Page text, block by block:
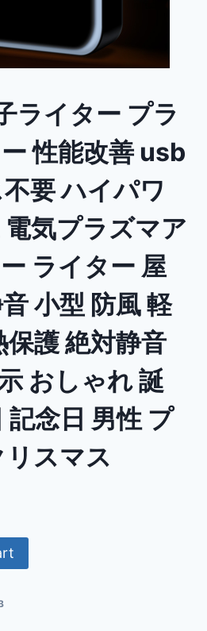
ライター プラ
性能改善 usb
要 ハイパワ
気プラズマア
ライター 屋
小型 防風 軽
保護 絶対静音
おしゃれ 誕
記念日 男性 プ
スマス